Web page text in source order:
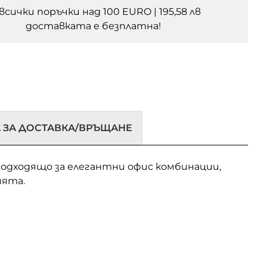
поръчки над 100 EURO | 195,58 лв
доставката e безплатна!
ЗА ДОСТАВКА/ВРЪЩАНЕ
за елегантни офис комбинации,